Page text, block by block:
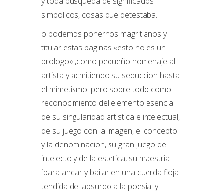
simbolicos, cosas que detestaba.
o podemos ponernos magritianos y
titular estas paginas «esto no es un
prologo» ,como pequeño homenaje al
artista y acmitiendo su seduccion hasta
el mimetismo. pero sobre todo como
reconocimiento del elemento esencial
de su singularidad artistica e intelectual,
de su juego con la imagen, el concepto
y la denominacion, su gran juego del
intelecto y de la estetica, su maestria
`para andar y bailar en una cuerda floja
tendida del absurdo a la poesia. y